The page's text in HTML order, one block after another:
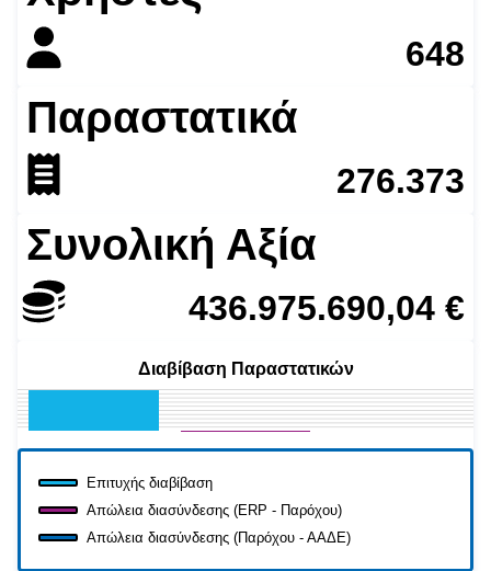
648
Παραστατικά
276.373
Συνολική Αξία
436.975.690,04 €
Διαβίβαση Παραστατικών
Διασύνδεση
Παραστατικά
Επιτυχής διαβίβαση
Απώλεια διασύνδεσης (ERP - Παρόχου)
Απώλεια διασύνδεσης (Παρόχου - ΑΑΔΕ)